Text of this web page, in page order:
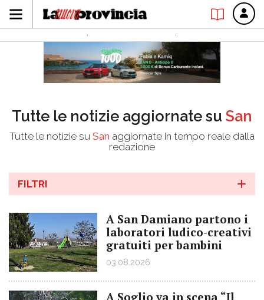
Tutte le notizie aggiornate su San
Tutte le notizie su San aggiornate in tempo reale dalla
redazione
FILTRI
A San Damiano partono i
laboratori ludico-creativi
gratuiti per bambini
03.08.2026
A Soglio va in scena “Il